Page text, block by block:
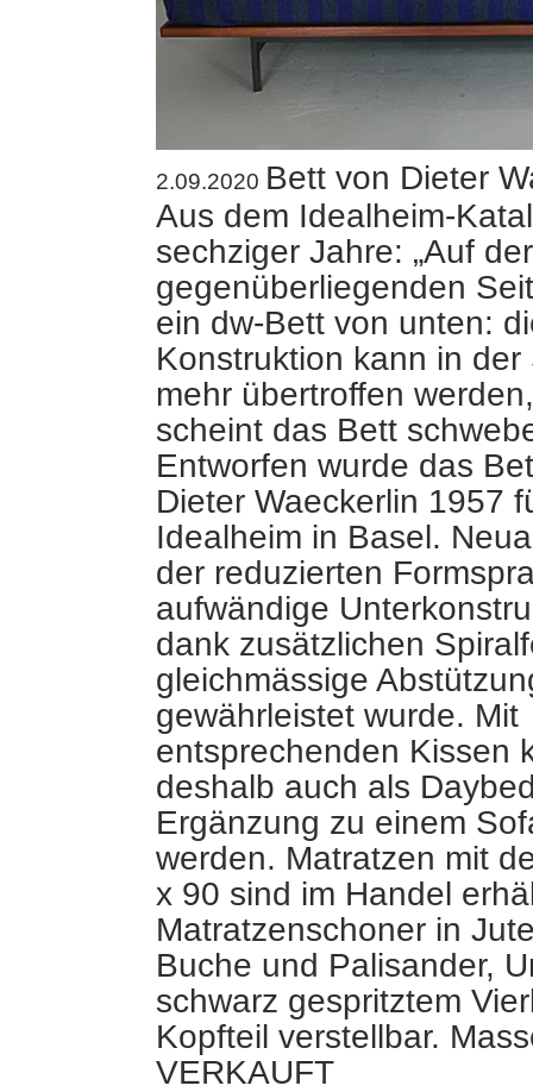
2.09.2020 Bett von Dieter
Aus dem Idealheim-
sechziger Jahre: „Auf der
gegenüberliegenden
ein dw-Bett von unten:
Konstruktion kann in der
mehrübertroffen
scheint das Bett
Entworfen wurde das
Dieter Waeckerlin 1957
Idealheim in Basel.
der reduzierten
aufwändige
dank zusätzlichen
gleichmässige
gewährleistet wurde. Mit
entsprechenden Kissen
deshalb auch als
Ergänzung zu einem
werden. Matratzen mit
x 90 sind im Handel
Matratzenschoner in
Buche und Palisander,
schwarz gespritztem
Kopfteil verstellbar.
VERKAUFT